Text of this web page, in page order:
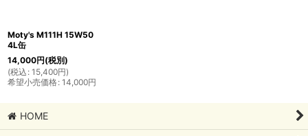
Moty's M111H 15W50
4L缶
14,000円(税別)
(税込 : 15,400円)
希望小売価格: 14,000円
HOME